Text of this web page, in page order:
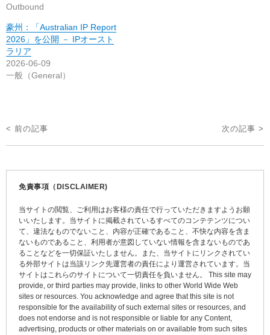
Outbound
豪州：「Australian IP Report
2026」を公開 － IPオースト
ラリア
2026-06-09
一般（General）
投
稿
< 前の記事 次の記事 >
免責事項（DISCLAIMER)
当サイトの閲覧、ご利用はお客様の責任で行っていただきますようお願
いいたします。当サイトに掲載されているすべてのコンテテンツについ
て、違法なものでないこと、内容が正確であること、不快な内容を含ま
ないものであること、利用者が意図していない情報を含まないものであ
ることなどを一切保証いたしません。また、当サイトにリンクされてい
る外部サイトは当該リンク先運営者の責任により運営されています。当
サイトはこれらのサイトについて一切責任を負いません。 This site may
provide, or third parties may provide, links to other World Wide Web
sites or resources. You acknowledge and agree that this site is not
responsible for the availability of such external sites or resources, and
does not endorse and is not responsible or liable for any Content,
advertising, products or other materials on or available from such sites